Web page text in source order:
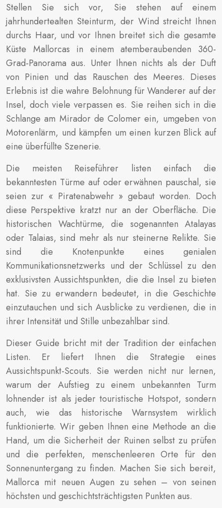
Stellen Sie sich vor, Sie stehen auf einem
jahrhundertealten Steinturm, der Wind streicht Ihnen
durchs Haar, und vor Ihnen breitet sich die gesamte
Küste Mallorcas in einem atemberaubenden 360-
Grad-Panorama aus. Unter Ihnen nichts als der Duft
von Pinien und das Rauschen des Meeres. Dieses
Erlebnis ist die wahre Belohnung für Wanderer auf der
Insel, doch viele verpassen es. Sie reihen sich in die
Schlange am Mirador de Colomer ein, umgeben von
Motorenlärm, und kämpfen um einen kurzen Blick auf
eine überfüllte Szenerie.
Die meisten Reiseführer listen einfach die
bekanntesten Türme auf oder erwähnen pauschal, sie
seien zur « Piratenabwehr » gebaut worden. Doch
diese Perspektive kratzt nur an der Oberfläche. Die
historischen Wachtürme, die sogenannten Atalayas
oder Talaias, sind mehr als nur steinerne Relikte. Sie
sind die Knotenpunkte eines genialen
Kommunikationsnetzwerks und der Schlüssel zu den
exklusivsten Aussichtspunkten, die die Insel zu bieten
hat. Sie zu erwandern bedeutet, in die Geschichte
einzutauchen und sich Ausblicke zu verdienen, die in
ihrer Intensität und Stille unbezahlbar sind.
Dieser Guide bricht mit der Tradition der einfachen
Listen. Er liefert Ihnen die Strategie eines
Aussichtspunkt-Scouts. Sie werden nicht nur lernen,
warum der Aufstieg zu einem unbekannten Turm
lohnender ist als jeder touristische Hotspot, sondern
auch, wie das historische Warnsystem wirklich
funktionierte. Wir geben Ihnen eine Methode an die
Hand, um die Sicherheit der Ruinen selbst zu prüfen
und die perfekten, menschenleeren Orte für den
Sonnenuntergang zu finden. Machen Sie sich bereit,
Mallorca mit neuen Augen zu sehen – von seinen
höchsten und geschichtsträchtigsten Punkten aus.